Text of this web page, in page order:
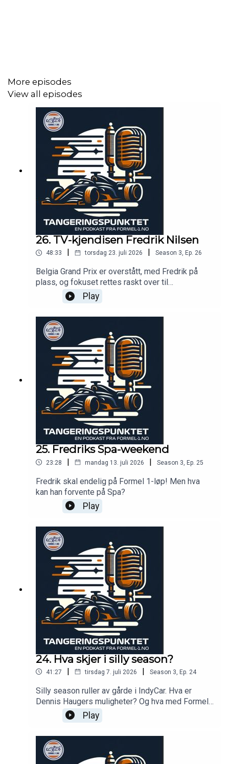
More episodes
View all episodes
26. TV-kjendisen Fredrik Nilsen
48:33 torsdag 23. juli 2026 Season 3, Ep. 26
Belgia Grand Prix er overstått, med Fredrik på
plass, og fokuset rettes raskt over til
Hungaroring!
Play
25. Fredriks Spa-weekend
23:28 | mandag 13. juli 2026 | Season 3 Ep. 25
Fredrik skal endelig på Formel 1-løp! Men hva
kan han forvente på Spa?
Play
24. Hva skjer i silly season?
41:27 | tirsdag 7. juli 2026 | Season 3 Ep. 24
Silly season ruller av gårde i IndyCar. Hva er
Dennis Haugers muligheter? Og hva med Formel
1 - blir det endringer på griden?
Play